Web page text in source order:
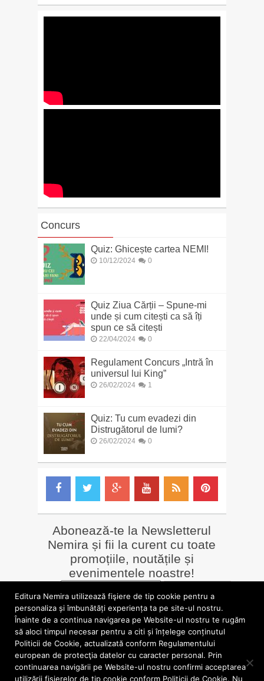
Concurs
Quiz: Ghicește cartea NEMI!
10/12/2024 0
Quiz Ziua Cărții – Spune-mi
unde și cum citești ca să îți
spun ce să citești
22/04/2024 0
Regulament Concurs „Intră în
universul lui King”
26/02/2024 1
Quiz: Tu cum evadezi din
Distrugătorul de lumi?
26/02/2024 0
Abonează-te la Newsletterul
Nemira și fii la curent cu toate
promoțiile, noutățile și
evenimentele noastre!
LIBRĂRII online
» Librăria Online Nemira
Nemi
Alte siteuri
»Nemira Media
»
Valentin Nicolau
Editura Nemira utilizează fişiere de tip cookie pentru a
personaliza și îmbunătăți experiența ta pe site-ul nostru.
Înainte de a continua navigarea pe Website-ul nostru te rugăm
să aloci timpul necesar pentru a citi și înțelege conținutul
Politicii de Cookie, actualizată conform Regulamentului
european de protecţia datelor cu caracter personal. Prin
continuarea navigării pe Website-ul nostru confirmi acceptarea
utilizării fişierelor de tip cookie conform Politicii de Cookie. Nu